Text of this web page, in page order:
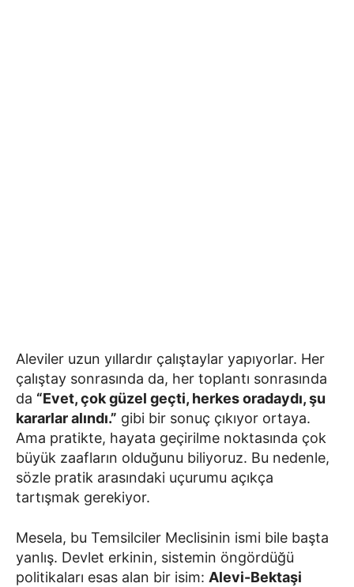
Aleviler uzun yıllardır çalıştaylar yapıyorlar. Her
çalıştay sonrasında da, her toplantı sonrasında
da “Evet, çok güzel geçti, herkes oradaydı, şu
kararlar alındı.” gibi bir sonuç çıkıyor ortaya.
Ama pratikte, hayata geçirilme noktasında çok
büyük zaafların olduğunu biliyoruz. Bu nedenle,
sözle pratik arasındaki uçurumu açıkça
tartışmak gerekiyor.
Mesela, bu Temsilciler Meclisinin ismi bile başta
yanlış. Devlet erkinin, sistemin öngördüğü
politikaları esas alan bir isim: Alevi-Bektaşi